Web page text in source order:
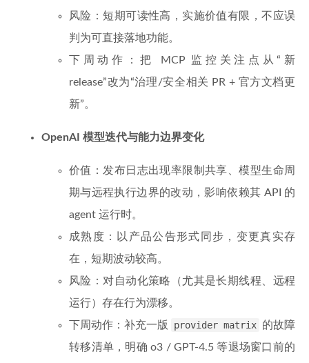
风险：短期可读性高，实施价值有限，不应误
判为可直接落地功能。
下周动作：把 MCP 监控关注点从“新
release”改为“治理/安全相关 PR + 官方文档更
新”。
OpenAI 模型迭代与能力边界变化
价值：发布日志出现率限制共享、模型生命周
期与远程执行边界的改动，影响依赖其 API 的
agent 运行时。
成熟度：以产品公告形式同步，变更真实存
在，短期波动较高。
风险：对自动化策略（尤其是长期线程、远程
运行）存在行为漂移。
下周动作：补充一版
provider matrix 的故障
转移清单，明确 o3 / GPT-4.5 等退场窗口前的